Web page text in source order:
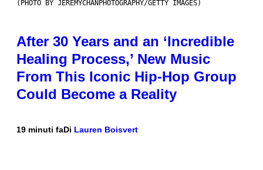
(PHOTO BY JEREMYCHANPHOTOGRAPHY/GETTY IMAGES)
After 30 Years and an ‘Incredible
Healing Process,’ New Music
From This Iconic Hip-Hop Group
Could Become a Reality
19 minuti faDi Lauren Boisvert